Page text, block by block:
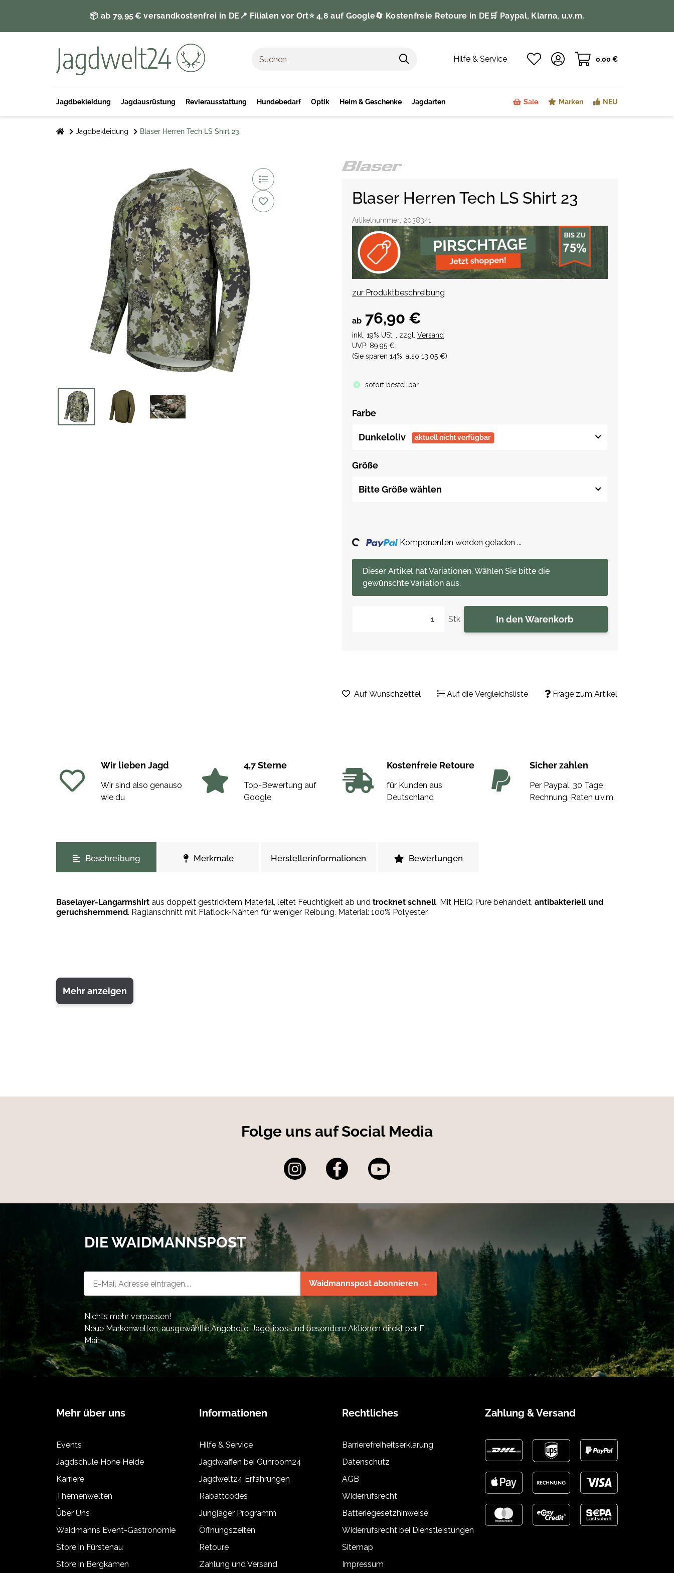
📦 ab 79,95 € versandkostenfrei in DE 📍 Filialen vor Ort⭐️ 4,8 auf Google🔄 Kostenfreie Retoure in DE 🛒 Paypal, Klarna, u.v.m.
Hilfe & Service 0,00 €
Jagdbekleidung Jagdausrüstung Revierausstattung Hundebedarf Optik Heim & Geschenke Jagdarten Sale Marken NEU
Jagdbekleidung Blaser Herren Tech LS Shirt 23
Blaser Herren Tech LS Shirt 23
Artikelnummer: 2038341
zur Produktbeschreibung
ab 76,90 €
inkl. 19% USt. , zzgl. Versand
UVP: 89,95 €
(Sie sparen 14%, also 13,05 €)
sofort bestellbar
Farbe
Dunkeloliv aktuell nicht verfügbar
Größe
Bitte Größe wählen
Stk In den Warenkorb
xDieser Artikel hat Variationen. Wählen Sie bitte die
gewünschte Variation aus.
Loading... Komponenten werden geladen ...
Frage zum Artikel
Auf Wunschzettel Auf die Vergleichsliste
Wir lieben Jagd
Wir sind also genauso
wie du
4,7 Sterne
Top-Bewertung auf
Google
Kostenfreie Retoure
für Kunden aus
Deutschland
Sicher zahlen
Per Paypal, 30 Tage
Rechnung, Raten u.v.m.
Beschreibung Merkmale Herstellerinformationen Bewertungen
Baselayer-Langarmshirt aus doppelt gestricktem Material, leitet Feuchtigkeit ab und trocknet schnell. Mit HEIQ Pure behandelt, antibakteriell und
geruchshemmend. Raglanschnitt mit Flatlock-Nähten für weniger Reibung. Material: 100% Polyester
Mehr anzeigen
Folge uns auf Social Media
DIE WAIDMANNSPOST
Waidmannspost abonnieren →
Nichts mehr verpassen!
Neue Markenwelten, ausgewählte Angebote, Jagdtipps und besondere Aktionen direkt per E-
Mail.
Mehr über uns
Events
Jagdschule Hohe Heide
Karriere
Themenwelten
Über Uns
Waidmanns Event-Gastronomie
Store in Fürstenau
Store in Bergkamen
Informationen
Hilfe & Service
Jagdwaffen bei Gunroom24
Jagdwelt24 Erfahrungen
Rabattcodes
Jungjäger Programm
Öffnungszeiten
Retoure
Zahlung und Versand
Rechtliches
Barrierefreiheitserklärung
Datenschutz
AGB
Widerrufsrecht
Batteriegesetzhinweise
Widerrufsrecht bei Dienstleistungen
Sitemap
Impressum
Zahlung & Versand